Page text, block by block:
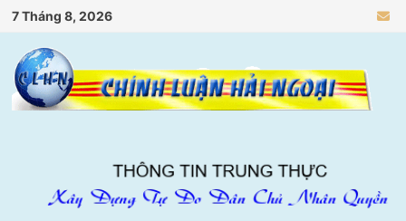
Skip
to
content
7 Tháng 8, 2026